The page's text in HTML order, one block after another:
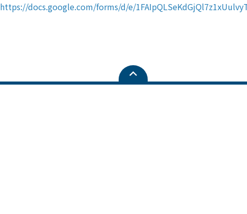
https://docs.google.com/forms/d/e/